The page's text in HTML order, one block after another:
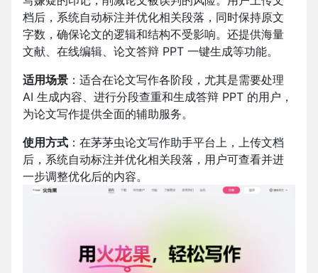
档后，系统自动标注并优化相关段落，同时保持原文
字数，确保论文的逻辑和结构不受影响。还提供海量
文献、在线编辑、论文答辩 PPT 一键生成等功能。
适用场景 ：适合在论文写作各阶段，尤其是需要处理
AI 生成内容、进行分段查重和生成答辩 PPT 的用户，
为论文写作提供全面的辅助服务。
使用方式 ：在茅茅虫论文写作助手平台上，上传文档
后，系统自动标注并优化相关段落，用户可查看并进
一步调整优化后的内容。